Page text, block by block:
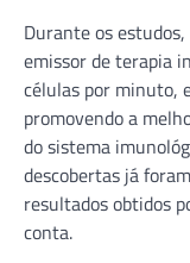
Durante os
emissor de terapia
células por minuto,
promovendo a
do sistema
descobertas já
resultados obtidos
conta.